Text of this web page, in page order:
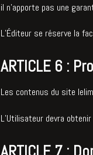
il n’apporte pas une
L’Éditeur se réserve la
ARTICLE 6 :
Les contenus du site
L’Utilisateur devra